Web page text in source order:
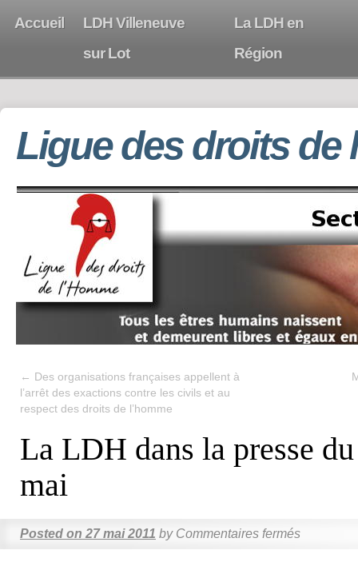
Accueil
LDH Villeneuve
sur Lot
La LDH en
Région
Ligue des droits de
← Des organisations françaises appellent à
l’arrêt des exactions contre les civils et au
respect des droits de l’homme
La LDH dans la presse
mai
Posted on 27 mai 2011 by Commentaires fermés